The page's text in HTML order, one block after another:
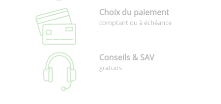
Choix du paiement
comptant ou à échéance
Conseils & SAV
gratuits